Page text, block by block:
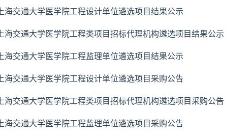
上海交通大学医学院工程设计单位遴选项目结果公示
上海交通大学医学院工程类项目招标代理机构遴选项目结果公示
上海交通大学医学院工程监理单位遴选项目结果公示
上海交通大学医学院工程设计单位遴选项目采购公告
上海交通大学医学院工程类项目招标代理机构遴选项目采购公告
上海交通大学医学院工程监理单位遴选项目采购公告